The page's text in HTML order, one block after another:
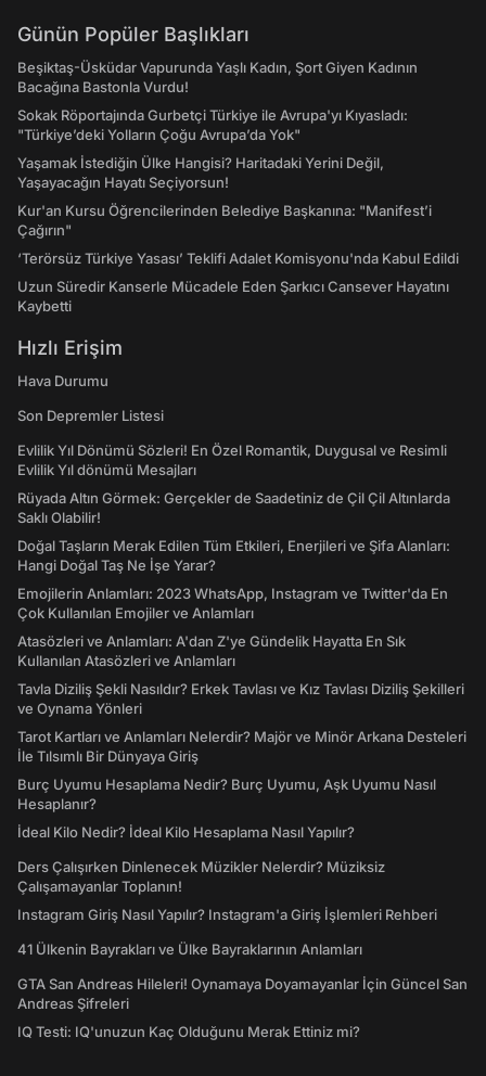
Günün Popüler Başlıkları
Beşiktaş-Üsküdar Vapurunda Yaşlı Kadın, Şort Giyen Kadının
Bacağına Bastonla Vurdu!
Sokak Röportajında Gurbetçi Türkiye ile Avrupa'yı Kıyasladı:
"Türkiye’deki Yolların Çoğu Avrupa’da Yok"
Yaşamak İstediğin Ülke Hangisi? Haritadaki Yerini Değil,
Yaşayacağın Hayatı Seçiyorsun!
Kur'an Kursu Öğrencilerinden Belediye Başkanına: "Manifest’i
Çağırın"
‘Terörsüz Türkiye Yasası’ Teklifi Adalet Komisyonu'nda Kabul Edildi
Uzun Süredir Kanserle Mücadele Eden Şarkıcı Cansever Hayatını
Kaybetti
Hızlı Erişim
Hava Durumu
Son Depremler Listesi
Evlilik Yıl Dönümü Sözleri! En Özel Romantik, Duygusal ve Resimli
Evlilik Yıl dönümü Mesajları
Rüyada Altın Görmek: Gerçekler de Saadetiniz de Çil Çil Altınlarda
Saklı Olabilir!
Doğal Taşların Merak Edilen Tüm Etkileri, Enerjileri ve Şifa Alanları:
Hangi Doğal Taş Ne İşe Yarar?
Emojilerin Anlamları: 2023 WhatsApp, Instagram ve Twitter'da En
Çok Kullanılan Emojiler ve Anlamları
Atasözleri ve Anlamları: A'dan Z'ye Gündelik Hayatta En Sık
Kullanılan Atasözleri ve Anlamları
Tavla Diziliş Şekli Nasıldır? Erkek Tavlası ve Kız Tavlası Diziliş Şekilleri
ve Oynama Yönleri
Tarot Kartları ve Anlamları Nelerdir? Majör ve Minör Arkana Desteleri
İle Tılsımlı Bir Dünyaya Giriş
Burç Uyumu Hesaplama Nedir? Burç Uyumu, Aşk Uyumu Nasıl
Hesaplanır?
İdeal Kilo Nedir? İdeal Kilo Hesaplama Nasıl Yapılır?
Ders Çalışırken Dinlenecek Müzikler Nelerdir? Müziksiz
Çalışamayanlar Toplanın!
Instagram Giriş Nasıl Yapılır? Instagram'a Giriş İşlemleri Rehberi
41 Ülkenin Bayrakları ve Ülke Bayraklarının Anlamları
GTA San Andreas Hileleri! Oynamaya Doyamayanlar İçin Güncel San
Andreas Şifreleri
IQ Testi: IQ'unuzun Kaç Olduğunu Merak Ettiniz mi?